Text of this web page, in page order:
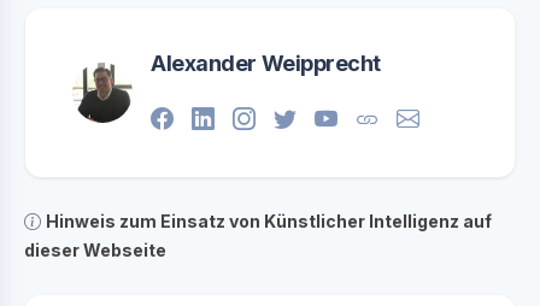
Alexander Weipprecht
Hinweis zum Einsatz von Künstlicher Intelligenz auf
dieser Webseite